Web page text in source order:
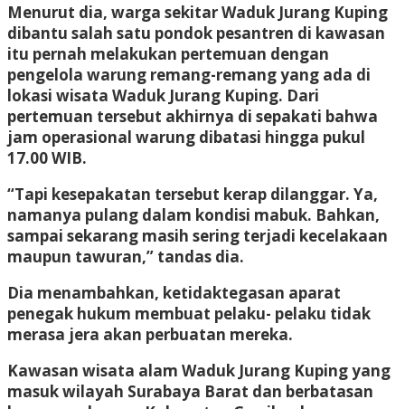
Menurut dia, warga sekitar Waduk Jurang Kuping
dibantu salah satu pondok pesantren di kawasan
itu pernah melakukan pertemuan dengan
pengelola warung remang-remang yang ada di
lokasi wisata Waduk Jurang Kuping. Dari
pertemuan tersebut akhirnya di sepakati bahwa
jam operasional warung dibatasi hingga pukul
17.00 WIB.
“Tapi kesepakatan tersebut kerap dilanggar. Ya,
namanya pulang dalam kondisi mabuk. Bahkan,
sampai sekarang masih sering terjadi kecelakaan
maupun tawuran,” tandas dia.
Dia menambahkan, ketidaktegasan aparat
penegak hukum membuat pelaku- pelaku tidak
merasa jera akan perbuatan mereka.
Kawasan wisata alam Waduk Jurang Kuping yang
masuk wilayah Surabaya Barat dan berbatasan